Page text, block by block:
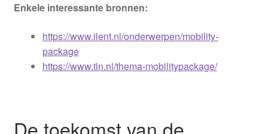
Enkele interessante bronnen:
https://www.ilent.nl/onderwerpen/mobility-
package
https://www.tln.nl/thema-mobilitypackage/